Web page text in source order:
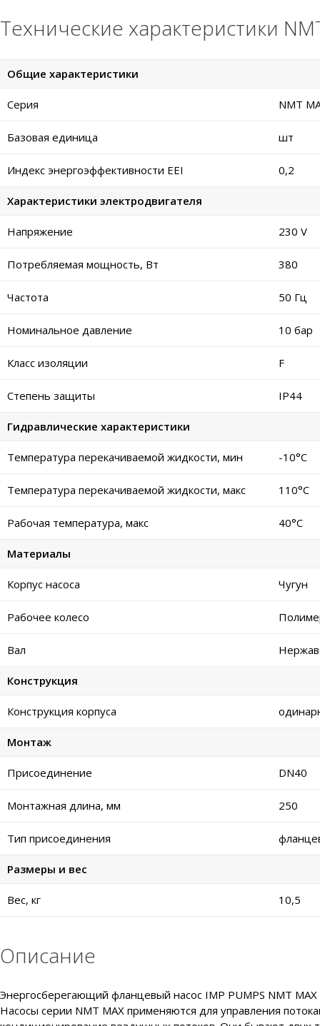
Технические характеристики
Общие характеристики
Серия NMT
Базовая единица шт
Индекс энергоэффективности EEI 0,2
Характеристики электродвигателя
Напряжение 230 V
Потребляемая мощность, Вт 380
Частота 50 Гц
Номинальное давление 10 бар
Класс изоляции F
Степень защиты IP44
Гидравлические характеристики
Температура перекачиваемой жидкости, мин -10°C
Температура перекачиваемой жидкости, макс 110°C
Рабочая температура, макс 40°C
Материалы
Корпус насоса Чугун
Рабочее колесо
Вал
Конструкция
Конструкция корпуса
Монтаж
Присоединение DN40
Монтажная длина, мм 250
Тип присоединения
Размеры и вес
Вес, кг 10,5
Описание
Энергосберегающий фланцевый насос IMP PUMPS NMT
Насосы серии NMT MAX применяются для управления